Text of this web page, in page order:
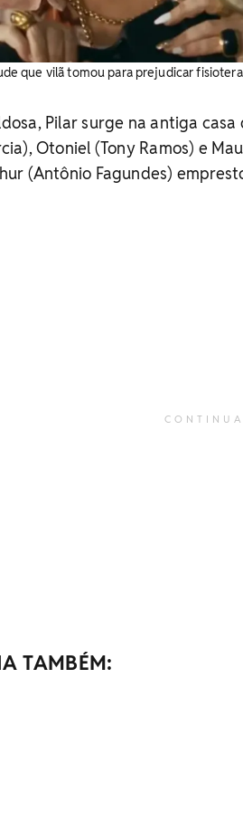
que vilã tomou para prejudicar
Pilar surge na antiga
Otoniel (Tony Ramos) e
(Antônio Fagundes)
TAMBÉM: